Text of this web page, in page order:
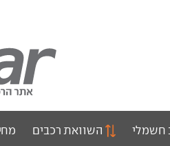
חשמלי השוואת רכבים